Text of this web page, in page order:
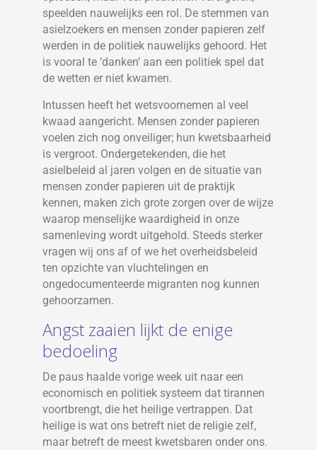
speelden nauwelijks een rol. De stemmen van
asielzoekers en mensen zonder papieren zelf
werden in de politiek nauwelijks gehoord. Het
is vooral te ‘danken’ aan een politiek spel dat
de wetten er niet kwamen.
Intussen heeft het wetsvoornemen al veel
kwaad aangericht. Mensen zonder papieren
voelen zich nog onveiliger; hun kwetsbaarheid
is vergroot. Ondergetekenden, die het
asielbeleid al jaren volgen en de situatie van
mensen zonder papieren uit de praktijk
kennen, maken zich grote zorgen over de wijze
waarop menselijke waardigheid in onze
samenleving wordt uitgehold. Steeds sterker
vragen wij ons af of we het overheidsbeleid
ten opzichte van vluchtelingen en
ongedocumenteerde migranten nog kunnen
gehoorzamen.
Angst zaaien lijkt de enige
bedoeling
De paus haalde vorige week uit naar een
economisch en politiek systeem dat tirannen
voortbrengt, die het heilige vertrappen. Dat
heilige is wat ons betreft niet de religie zelf,
maar betreft de meest kwetsbaren onder ons.